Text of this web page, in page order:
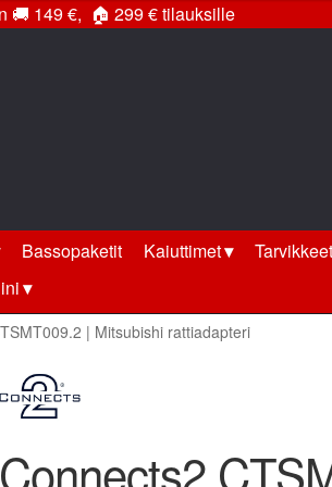
🚚 149 €, 🏠 299 € tilauksille
Bassopaketit Kaiuttimet
Tarvikkeet
| Mitsubishi rattiadapteri
Connects2